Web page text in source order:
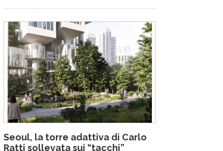
Seoul, la torre adattiva di Carlo
Ratti sollevata sui “tacchi”